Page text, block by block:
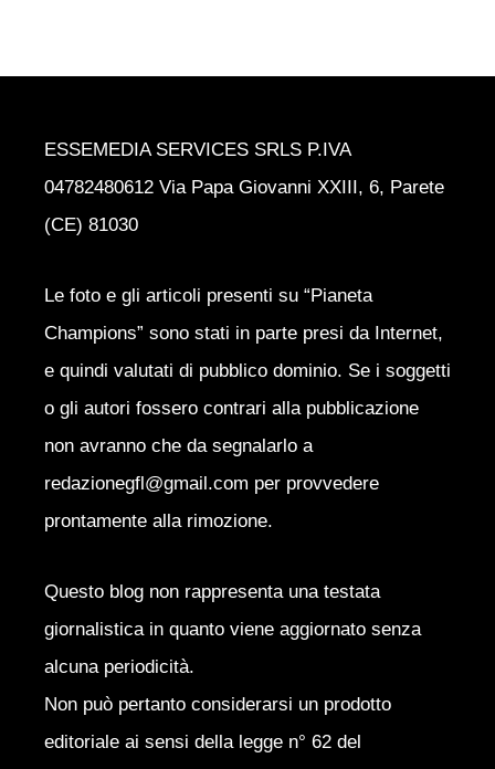
ESSEMEDIA SERVICES SRLS P.IVA
04782480612 Via Papa Giovanni XXIII, 6, Parete
(CE) 81030
Le foto e gli articoli presenti su “Pianeta
Champions” sono stati in parte presi da Internet,
e quindi valutati di pubblico dominio. Se i soggetti
o gli autori fossero contrari alla pubblicazione
non avranno che da segnalarlo a
redazionegfl@gmail.com per provvedere
prontamente alla rimozione.
Questo blog non rappresenta una testata
giornalistica in quanto viene aggiornato senza
alcuna periodicità.
Non può pertanto considerarsi un prodotto
editoriale ai sensi della legge n° 62 del